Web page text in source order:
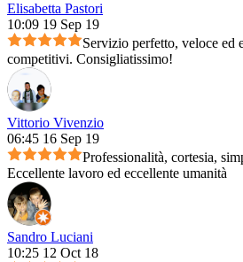
Elisabetta Pastori
10:09 19 Sep 19
Servizio perfetto, veloce ed
competitivi. Consigliatissimo!
Vittorio Vivenzio
06:45 16 Sep 19
Professionalità, cortesia,
Eccellente lavoro ed eccellente umanità
Sandro Luciani
10:25 12 Oct 18